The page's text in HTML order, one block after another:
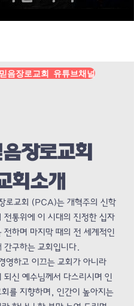
음장로교회 유튜브채널
교회 (PCA)는 개혁주의 신학
전통위에 이 시대의 진정한 십자
전하며 마지막 때의 전 세계적인
간구하는 교회입니다.
하고 이끄는 교회가 아니라
되신 예수님께서 다스리시며 인
를 지향하며, 인간이 높아지는
장로교회
회소개